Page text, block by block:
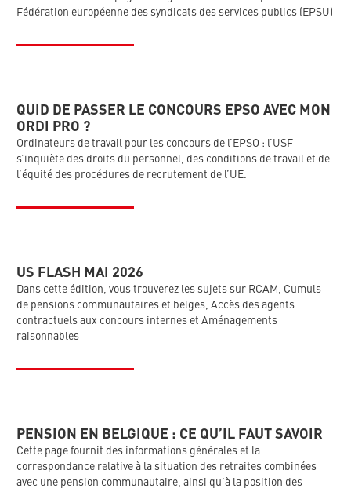
Fédération européenne des syndicats des services publics (EPSU)
QUID DE PASSER LE CONCOURS EPSO AVEC MON
ORDI PRO ?
Ordinateurs de travail pour les concours de l’EPSO : l’USF
s’inquiète des droits du personnel, des conditions de travail et de
l’équité des procédures de recrutement de l’UE.
US FLASH MAI 2026
Dans cette édition, vous trouverez les sujets sur RCAM, Cumuls
de pensions communautaires et belges, Accès des agents
contractuels aux concours internes et Aménagements
raisonnables
PENSION EN BELGIQUE : CE QU’IL FAUT SAVOIR
Cette page fournit des informations générales et la
correspondance relative à la situation des retraites combinées
avec une pension communautaire, ainsi qu’à la position des